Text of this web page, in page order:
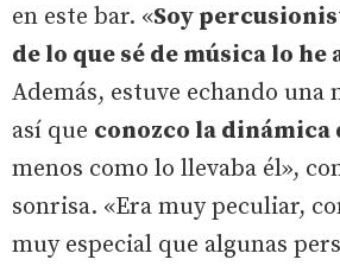
en este bar. «Soy
de lo que sé de música lo
Además, estuve echando una
así que conozco la dinámica
menos como lo llevaba él»,
sonrisa. «Era muy peculiar,
muy especial que algunas